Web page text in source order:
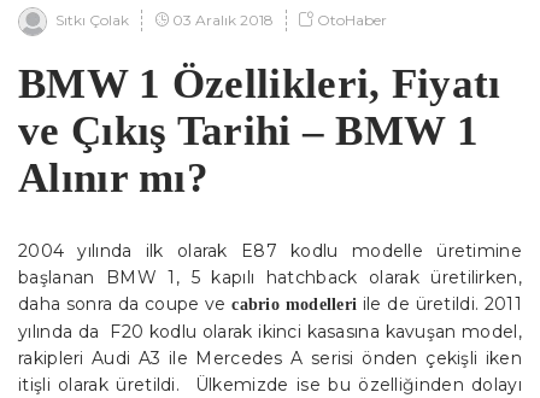
Sıtkı Çolak 03 Aralık 2018 OtoHaber
BMW 1 Özellikleri, Fiyatı
ve Çıkış Tarihi – BMW 1
Alınır mı?
2004 yılında ilk olarak E87 kodlu modelle üretimine
başlanan BMW 1, 5 kapılı hatchback olarak üretilirken,
daha sonra da coupe vecabrio modelleri ile de üretildi. 2011
yılında da F20 kodlu olarak ikinci kasasına kavuşan model,
rakipleri Audi A3 ile Mercedes A serisi önden çekişli iken
itişli olarak üretildi. Ülkemizde ise bu özelliğinden dolayı